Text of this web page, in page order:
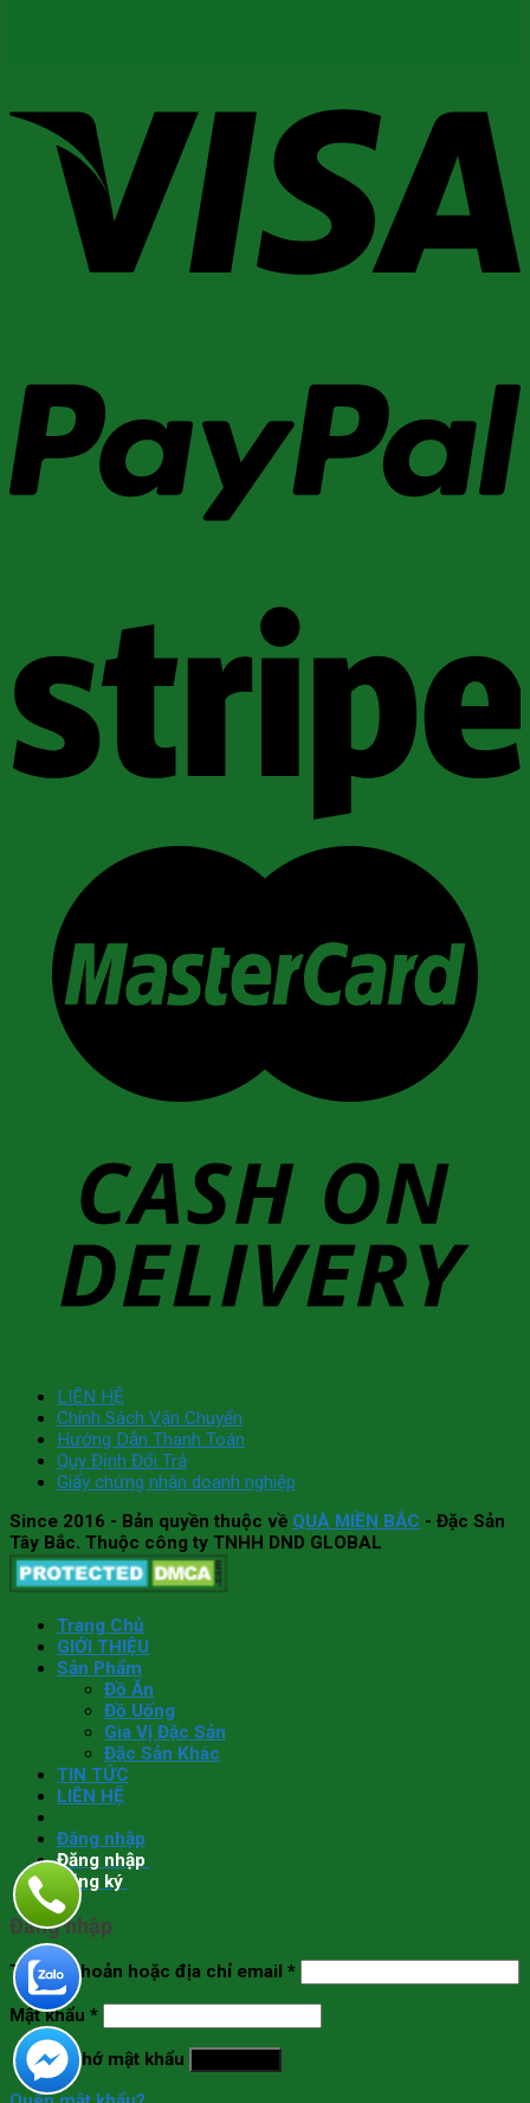
LIÊN HỆ
Chính Sách Vận Chuyển
Hướng Dẫn Thanh Toán
Quy Định Đổi Trả
Giấy chứng nhận doanh nghiệp
Since 2016 - Bản quyền thuộc về QUÀ MIỀN BẮC - Đặc Sản
Tây Bắc. Thuộc công ty TNHH DND GLOBAL
Trang Chủ
GIỚI THIỆU
Sản Phẩm
Đồ Ăn
Đồ Uống
Gia Vị Đặc Sản
Đặc Sản Khác
TIN TỨC
LIÊN HỆ
Đăng nhập
Đăng nhập
Đăng ký
Đăng nhập
Tên tài khoản hoặc địa chỉ email *
Mật khẩu *
Ghi nhớ mật khẩu